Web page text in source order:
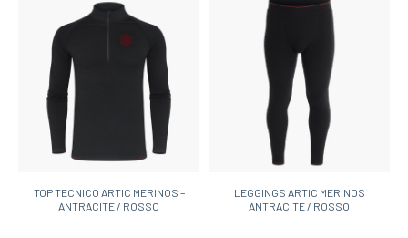
TOP TECNICO ARTIC MERINOS –
ANTRACITE / ROSSO
LEGGINGS ARTIC MERINOS
ANTRACITE / ROSSO